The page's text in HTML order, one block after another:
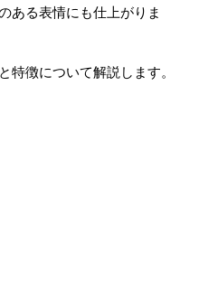
ある表情にも仕上がりま
特徴について解説します。